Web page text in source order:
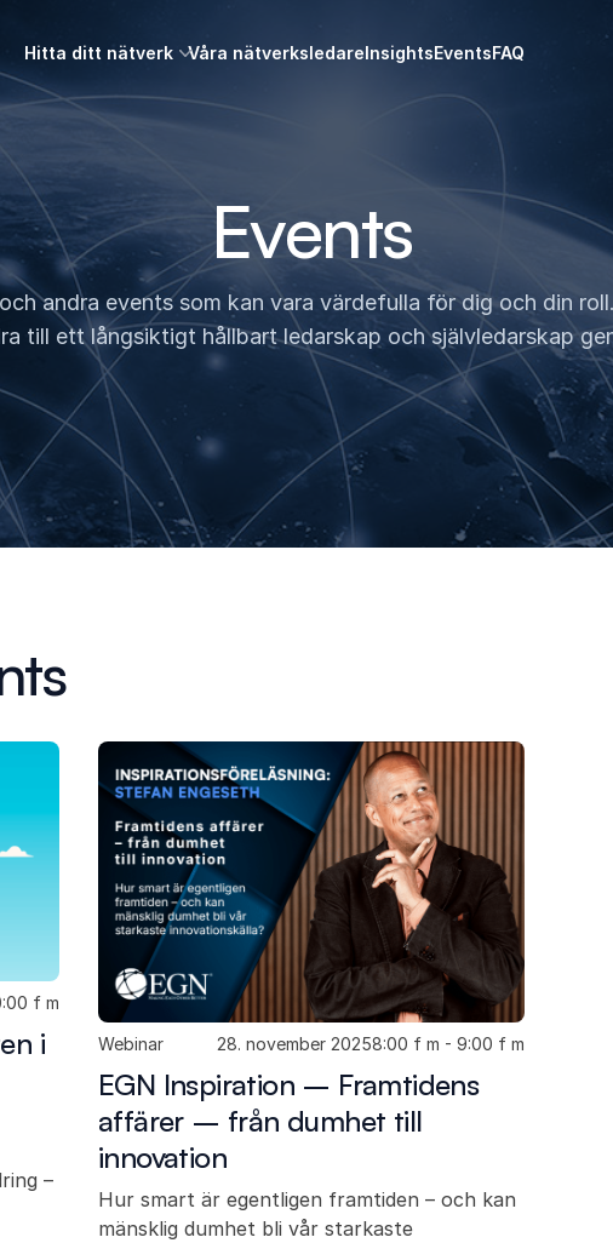
Hitta ditt nätverk Våra nätverksledareInsightsEventsFAQ
Events
andra events som kan vara värdefulla för dig och din
till ett långsiktigt hållbart ledarskap och självledarskap
f m
i
–
Webinar 28. november 20258:00 f m - 9:00 f m
EGN Inspiration – Framtidens
affärer – från dumhet till
innovation
Hur smart är egentligen framtiden – och kan
mänsklig dumhet bli vår starkaste